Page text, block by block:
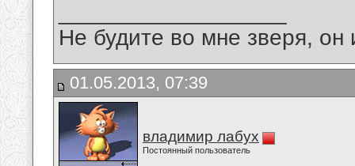
Не будите во мне зверя, он
01.05.2013, 07:39
владимир лабух
Постоянный пользователь